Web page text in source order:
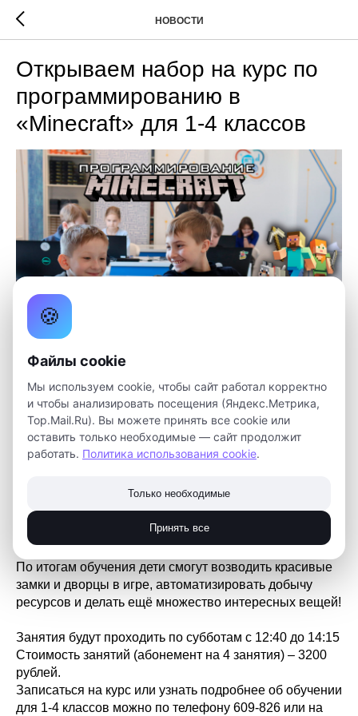
НОВОСТИ
Открываем набор на курс по
программированию в
«Minecraft» для 1-4 классов
Новый год – новый курс по программированию!
Открываем набор на курс по программированию в
«Minecraft» для 1-4 классов.
На занятиях ребята узнают, как можно создавать
объекты в популярной игре «Minecraft» с помощью
который будет заменять блоки под ногами персонажа,
изучат основные команды библиотеки (создание
блока, взятие позиции игрока) и способы записи
циклов.
По итогам обучения дети смогут возводить красивые
замки и дворцы в игре, автоматизировать добычу
ресурсов и делать ещё множество интересных вещей!
Занятия будут проходить по субботам с 12:40 до 14:15
Стоимость занятий (абонемент на 4 занятия) – 3200
рублей.
Записаться на курс или узнать подробнее об обучении
для 1-4 классов можно по телефону 609-826 или на
🍪
Файлы cookie
Мы используем cookie, чтобы сайт работал корректно
и чтобы анализировать посещения (Яндекс.Метрика,
Top.Mail.Ru). Вы можете принять все cookie или
оставить только необходимые — сайт продолжит
работать. Политика использования cookie.
Только необходимые
Принять все